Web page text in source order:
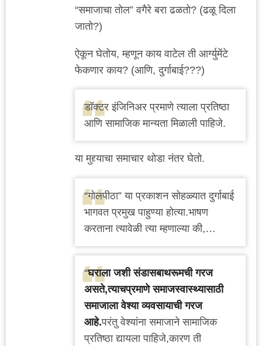
“समाजाचा तोल” वगैरे बरा ढळतो? (ढळू दिला
जातो?)
ऐकून घेतोय, म्हणून काय वाटेल ती आर्ग्युमेंटे
फेकणार काय? (आणि, दुर्गाबाई???)
डॉक्टर इंजिनिअर प्रमाणे त्याला प्रतिष्ठा
आणि सामाजिक मान्यता मिळाली पाहिजे.
या मुद्द्याचा समाचार थोडा नंतर घेतो.
“गोलपीठा” या प्रकाशन सोहळ्यात दुर्गाबाई
भागवत प्रमुख पाहुण्या होत्या.भाषण
करताना त्यावेळी त्या म्हणाल्या की,…
“घराला जशी संडासबाथरूमची गरज
असते,त्याचप्रमाणे समाजस्वास्थ्यासाठी
समाजाला वेश्या व्यवसायाची गरज
आहे.परंतु वेश्यांना समाजाने सामाजिक
प्रतिष्ठा द्यायला पाहिजे,कारण ती